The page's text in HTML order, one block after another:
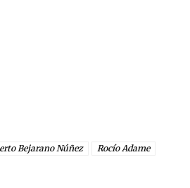
Bejarano Núñez
Rocío Adame